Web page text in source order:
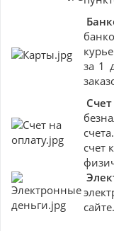
за 1
счет
сайте.